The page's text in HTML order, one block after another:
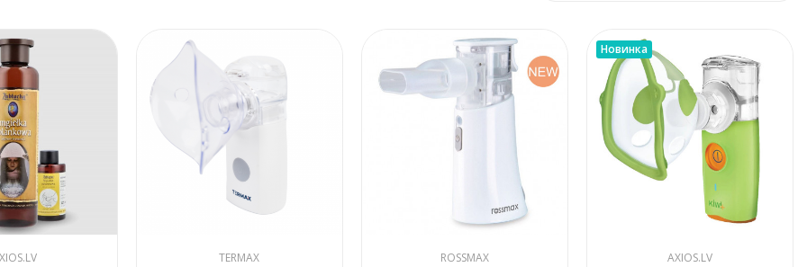
TERMAX ROSSMAX
Новинка
AXIOS.LV